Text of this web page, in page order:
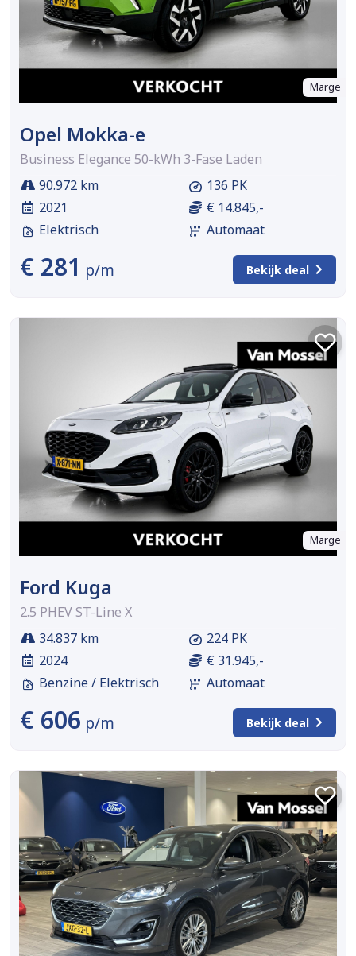
Marge
Opel Mokka-e
Business Elegance 50-kWh 3-Fase Laden
90.972 km
2021
Elektrisch
136 PK
€ 14.845,-
Automaat
€ 281 p/m Bekijk deal
Marge
Ford Kuga
2.5 PHEV ST-Line X
34.837 km
2024
Benzine / Elektrisch
224 PK
€ 31.945,-
Automaat
€ 606 p/m Bekijk deal